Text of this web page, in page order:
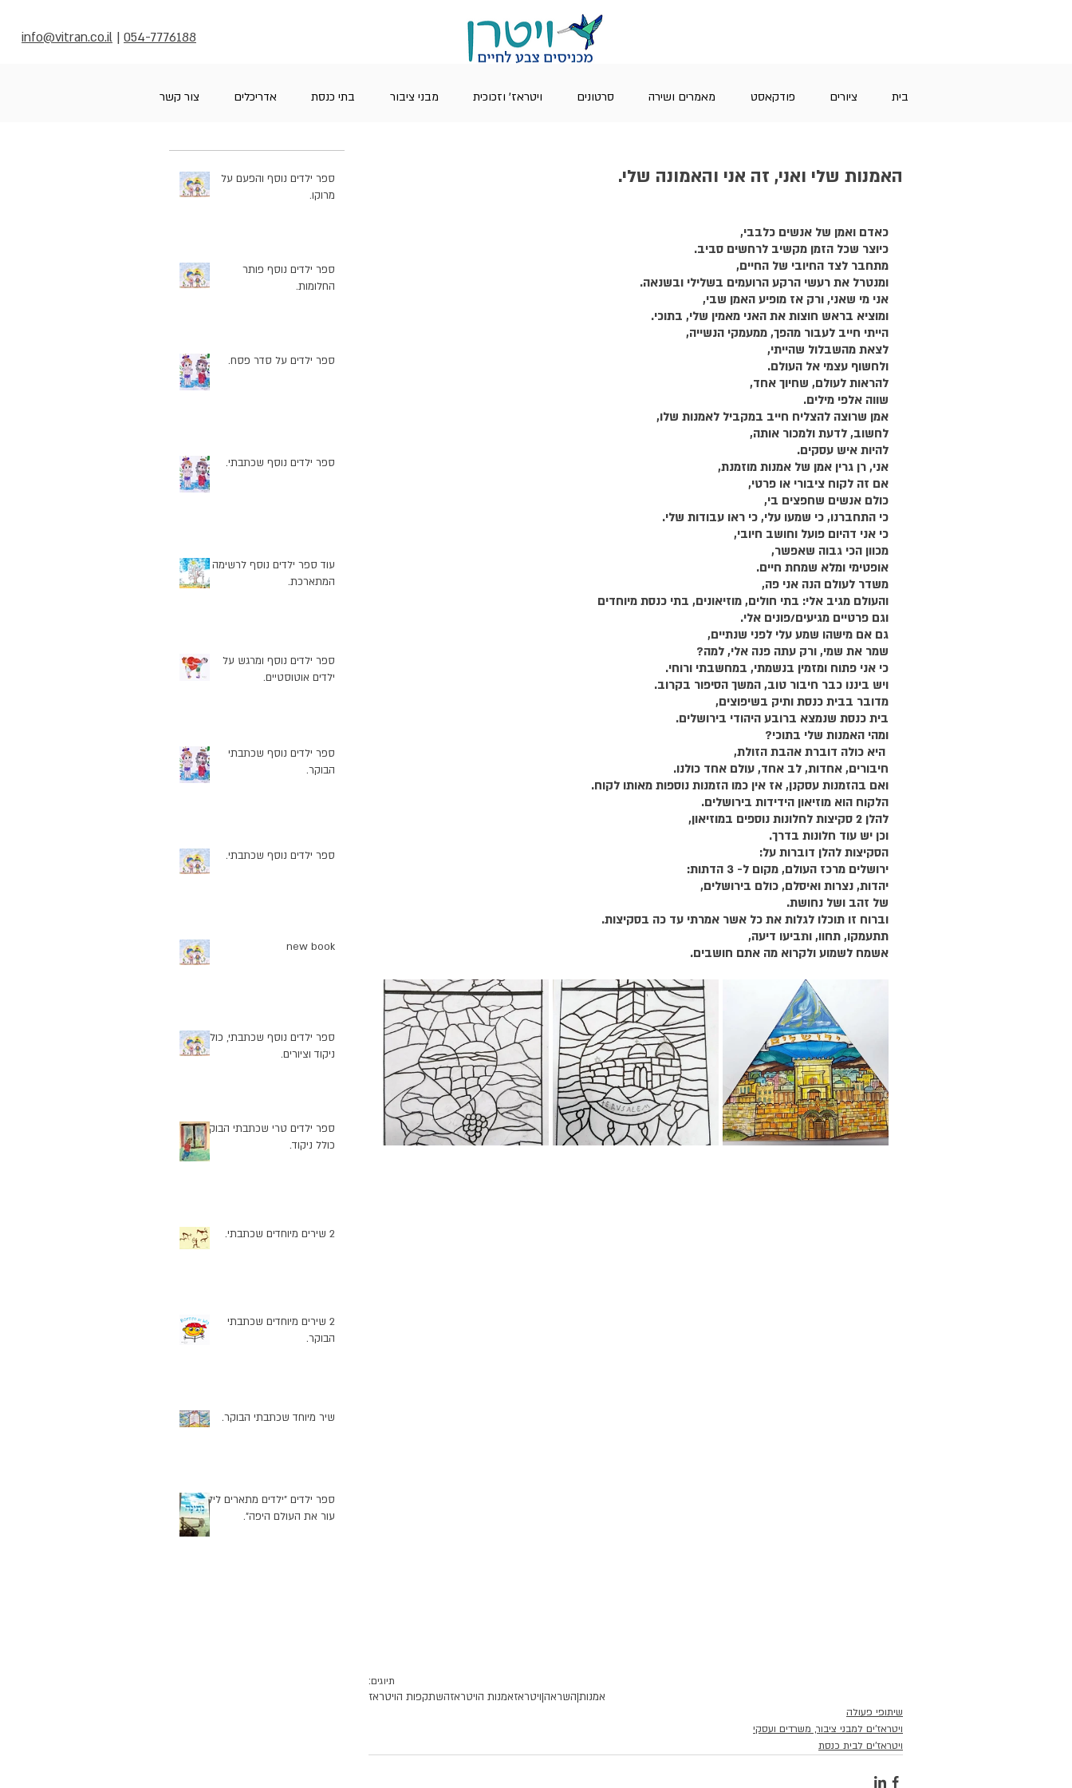
info@vitran.co.il | 054-7776188
בית ציורים פודקאסט מאמרים ושירה סרטונים ויטראז' וזכוכית מבני ציבור בתי כנסת אדריכלים צור קשר
ספר ילדים נוסף והפעם על
מרוקו.
ספר ילדים נוסף פותר
החלומות.
ספר ילדים על סדר פסח.
ספר ילדים נוסף שכתבתי.
עוד ספר ילדים נוסף לרשימה
המתארכת.
ספר ילדים נוסף ומרגש על
ילדים אוטוסטיים.
ספר ילדים נוסף שכתבתי
הבוקר.
ספר ילדים נוסף שכתבתי.
new book
ספר ילדים נוסף שכתבתי, כולל
ניקוד וציורים.
ספר ילדים טרי שכתבתי הבוקר
כולל ניקוד.
2 שירים מיוחדים שכתבתי.
2 שירים מיוחדים שכתבתי
הבוקר.
שיר מיוחד שכתבתי הבוקר.
ספר ילדים "ילדים מתארים לילד
עור את העולם היפה".
האמנות שלי ואני, זה אני והאמונה שלי.
כאדם ואמן של אנשים כלבבי,
כיוצר שכל הזמן מקשיב לרחשים סביב.
מתחבר לצד החיובי של החיים,
ומנטרל את רעשי הרקע הרועמים בשלילי ובשנאה.
אני מי שאני, ורק אז מופיע האמן שבי,
ומוציא בראש חוצות את האני מאמין שלי, בתוכי.
הייתי חייב לעבור מהפך, ממעמקי הנשייה,
לצאת מהשבלול שהייתי,
ולחשוף עצמי אל העולם.
להראות לעולם, שחיוך אחד,
שווה אלפי מילים.
אמן שרוצה להצליח חייב במקביל לאמנות שלו,
לחשוב, לדעת ולמכור אותה,
להיות איש עסקים.
אני, רן גרין אמן של אמנות מוזמנת,
אם זה לקוח ציבורי או פרטי,
כולם אנשים שחפצים בי,
כי התחברנו, כי שמעו עלי, כי ראו עבודות שלי.
כי אני דהיום פועל וחושב חיובי,
מכוון הכי גבוה שאפשר,
אופטימי ומלא שמחת חיים.
משדר לעולם הנה אני פה,
והעולם מגיב אלי: בתי חולים, מוזיאונים, בתי כנסת מיוחדים
וגם פרטיים מגיעים/פונים אלי.
גם אם מישהו שמע עלי לפני שנתיים,
שמר את שמי, ורק עתה פנה אלי, למה?
כי אני פתוח ומזמין בנשמתי, במחשבתי ורוחי.
ויש ביננו כבר חיבור טוב, המשך הסיפור בקרוב.
מדובר בבית כנסת ותיק בשיפוצים,
בית כנסת שנמצא ברובע היהודי בירושלים.
ומהי האמנות שלי בתוכי?
חיבורים, אחדות, לב אחד, עולם אחד כולנו.
ואם בהזמנות עסקנן, אז אין כמו הזמנות נוספות מאותו לקוח.
הלקוח הוא מוזיאון הידידות בירושלים.
להלן 2 סקיצות לחלונות נוספים במוזיאון,
וכן יש עוד חלונות בדרך.
הסקיצות להלן דוברות על:
ירושלים מרכז העולם, מקום ל- 3 הדתות:
יהדות, נצרות ואיסלם, כולם בירושלים,
של זהב ושל נחושת.
וברוח זו תוכלו לגלות את כל אשר אמרתי עד כה בסקיצות.
תתעמקו, תחוו, ותביעו דיעה,
אשמח לשמוע ולקרוא מה אתם חושבים.
תיוגים:
אמנות|השראה|ויטראזאמנות הויטראזהשתקפות הויטראז
שיתופי פעולה
ויטראז'ים למבני ציבור, משרדים ועסקי
ויטראז'ים לבית כנסת